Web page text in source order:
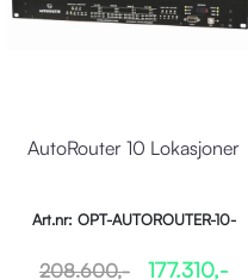
AutoRouter 10 Lokasjoner
Art.nr: OPT-AUTOROUTER-10-
208.600,- 177.310,-